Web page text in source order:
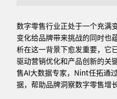
数字零售行业正处于一个充满
变化给品牌带来挑战的同时也
析在这一背景下愈发重要，它
驱动营销优化和产品创新的关
售AI大数据专家，Nint任拓通
据，帮助品牌洞察数字零售增